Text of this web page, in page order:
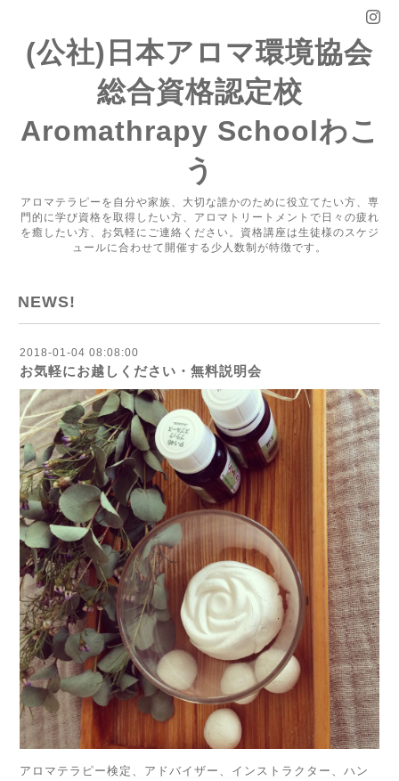
(公社)日本アロマ環境協会
総合資格認定校
Aromathrapy Schoolわこ
う
アロマテラピーを自分や家族、大切な誰かのために役立てたい方、専
門的に学び資格を取得したい方、アロマトリートメントで日々の疲れ
を癒したい方、お気軽にご連絡ください。資格講座は生徒様のスケジ
ュールに合わせて開催する少人数制が特徴です。
NEWS!
2018-01-04 08:08:00
お気軽にお越しください・無料説明会
アロマテラピー検定、アドバイザー、インストラクター、ハン